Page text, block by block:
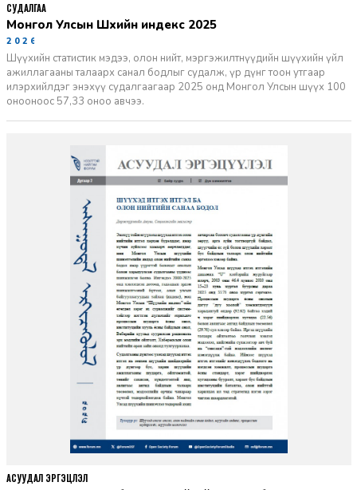
Монгол Улсын Шүүхийн индекс 2025
2026-06-11
Шүүхийн статистик мэдээ, олон нийт, мэргэжилтнүүдийн шүүхийн үйл
ажиллагааны талаарх санал бодлыг судалж, үр дүнг тоон утгаар
илэрхийлдэг энэхүү судалгаагаар 2025 онд Монгол Улсын шүүх 100
онооноос 57,33 оноо авчээ.
СУДАЛГАА
АСУУДАЛ ЭРГЭЦҮҮЛЭЛ